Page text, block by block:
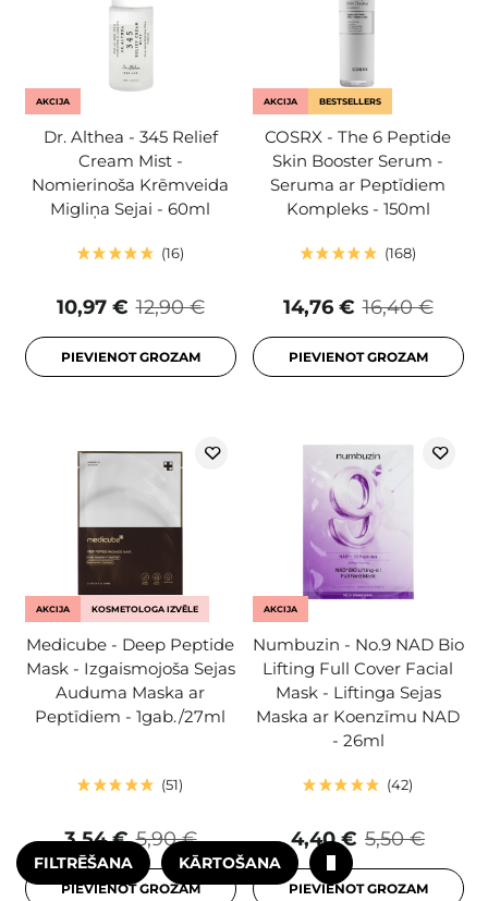
AKCIJA
Dr. Althea - 345 Relief
Cream Mist -
Nomierinoša Krēmveida
Migliņa Sejai - 60ml
16
12,90 €
10,97 €
PIEVIENOT GROZAM
AKCIJA BESTSELLERS
COSRX - The 6 Peptide
Skin Booster Serum -
Seruma ar Peptīdiem
Kompleks - 150ml
168
16,40 €
14,76 €
PIEVIENOT GROZAM
AKCIJA KOSMETOLOGA IZVĒLE
Medicube - Deep Peptide
Mask - Izgaismojoša Sejas
Auduma Maska ar
Peptīdiem - 1gab./27ml
51
5,90 €
3,54 €
PIEVIENOT GROZAM
AKCIJA
Numbuzin - No.9 NAD Bio
Lifting Full Cover Facial
Mask - Liftinga Sejas
Maska ar Koenzīmu NAD
- 26ml
42
5,50 €
4,40 €
PIEVIENOT GROZAM
FILTRĒŠANA KĀRTOŠANA